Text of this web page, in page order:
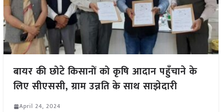
बायर की छोटे किसानों को कृषि आदान पहुँचाने के
लिए सीएससी, ग्राम उन्नति के साथ साझेदारी
April 24, 2024